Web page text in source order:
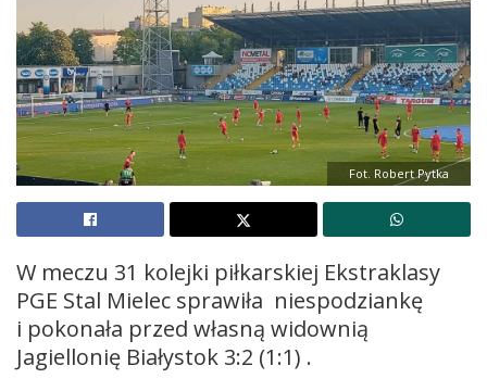
Fot. Robert Pytka
W meczu 31 kolejki piłkarskiej Ekstraklasy
PGE Stal Mielec sprawiła niespodziankę
i pokonała przed własną widownią
Jagiellonię Białystok 3:2 (1:1) .